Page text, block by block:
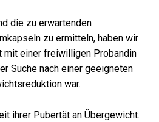
die zu erwartenden
zu ermitteln, haben wir
mit einer freiwilligen Probandin
Suche nach einer geeigneten
war.
ihrer Pubertät an Übergewicht.